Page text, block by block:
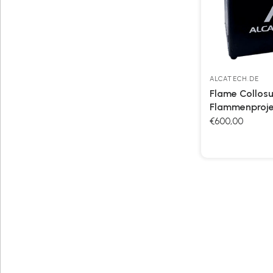
ALCATECH.DE
Flame
€600,00